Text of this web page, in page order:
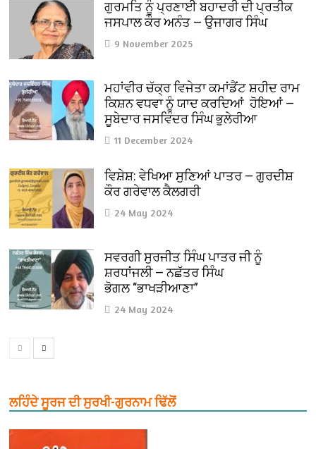
ਗੁਰਮਤਿ ਨੂੰ ਪ੍ਰਣਾਈ ਬਹਾਦਰੀ ਦੀ ਪ੍ਰਤੀਕ
ਜਸਪਾਲ ਕੌਰ ਅਨੰਤ — ਉਜਾਗਰ ਸਿੰਘ
9 November 2025
ਮਹਾਂਵੀਰ ਚੱਕ੍ਰ ਵਿਜੇਤਾ ਕਮਾਂਡੈਂਟ ਸ਼ਹੀਦ ਰਾਮ
ਕਿਸ਼ਨ ਵਧਵਾ ਨੂੰ ਯਾਦ ਕਰਦਿਆਂ ਹੋਇਆਂ —
ਸੂਬੇਦਾਰ ਜਸਵਿੰਦਰ ਸਿੰਘ ਭੁਲੇਰੀਆ
11 December 2024
ਵਿਸ਼ੇਸ਼: ਵੇਖਿਆ ਸੁਣਿਆਂ ਪਾਤਰ — ਗੁਰਦੀਸ਼
ਕੌਰ ਗਰੇਵਾਲ ਕੈਲਗਰੀ
24 May 2024
ਸਵਰਗੀ ਸੁਰਜੀਤ ਸਿੰਘ ਪਾਤਰ ਜੀ ਨੂੰ
ਸ਼ਰਧਾਂਜਲੀ — ਨਛੱਤਰ ਸਿੰਘ
ਭੋਗਲ “ਭਾਖੜੀਆਣਾ”
24 May 2024
ਲਹਿੰਦੇ ਸੂਰਜ ਦੀ ਸੁਰਖੀ-ਗੁਰਨਾਮ ਢਿੱਲੋਂ